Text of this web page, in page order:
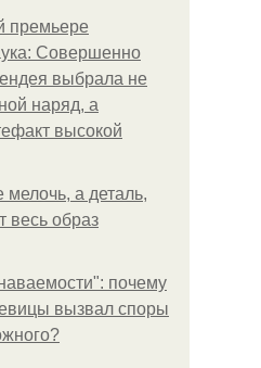
премьере
Совершенно
выбрала не
наряд, а
высокой
мелочь, а деталь,
весь образ
почему
вызвал споры